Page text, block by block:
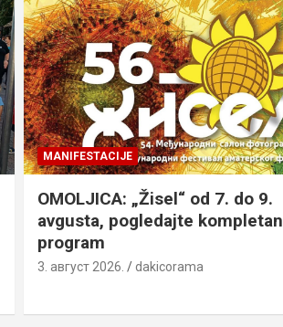
MANIFESTACIJE
OMOLJICA: „Žisel“ od 7. do 9.
avgusta, pogledajte kompletan
program
3. август 2026. dakicorama